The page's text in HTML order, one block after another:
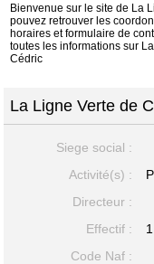
Bienvenue sur le site de La
pouvez retrouver les
horaires et formulaire de
toutes les informations sur
Cédric
La Ligne Verte de
Siege social :
Activité(s) :
Directeur :
Effectif :
Code Naf :